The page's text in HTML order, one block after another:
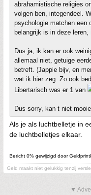
abrahamistische religies
volgen ben, integendeel.
psychologie matchen een
belangrijk is in deze
Dus ja, ik kan er ook
allemaal niet, getuige
betreft. (Jappie bijv, en
wat ik hier zeg. Zo ook
Libertarisch was er 1 van
Dus sorry, kan t niet
Als je als luchtbelletje in
de luchtbelletjes elkaar.
Bericht 0% gewijzigd door
Geld maakt niet gelukkig tenzij
▼